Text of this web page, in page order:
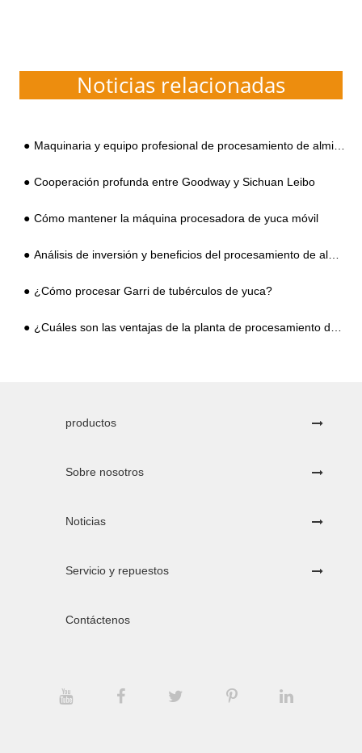
Noticias relacionadas
Maquinaria y equipo profesional de procesamiento de almidón de yuca
Cooperación profunda entre Goodway y Sichuan Leibo
Cómo mantener la máquina procesadora de yuca móvil
Análisis de inversión y beneficios del procesamiento de almidón de yuca
¿Cómo procesar Garri de tubérculos de yuca?
¿Cuáles son las ventajas de la planta de procesamiento de almidón de camote completamente automática?
productos
Sobre nosotros
Noticias
Servicio y repuestos
Contáctenos